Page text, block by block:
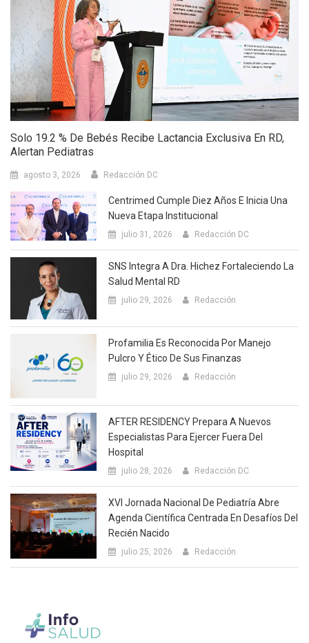
Solo 19.2 % De Bebés Recibe Lactancia Exclusiva En RD,
Alertan Pediatras
agosto 3, 2026 Redacción DC
Centrimed Cumple Diez Años E Inicia Una
Nueva Etapa Institucional
julio 31, 2026 Redacción DC
SNS Integra A Dra. Hichez Fortaleciendo La
Salud Mental RD
julio 29, 2026 Redacción
Profamilia Es Reconocida Por Manejo
Pulcro Y Ético De Sus Finanzas
julio 29, 2026 Redacción
AFTER RESIDENCY Prepara A Nuevos
Especialistas Para Ejercer Fuera Del
Hospital
julio 28, 2026 Redacción DC
XVI Jornada Nacional De Pediatría Abre
Agenda Científica Centrada En Desafíos Del
Recién Nacido
julio 25, 2026 Redacción